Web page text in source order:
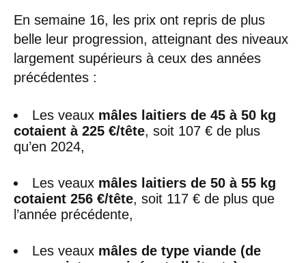
En semaine 16, les prix ont repris de plus
belle leur progression, atteignant des niveaux
largement supérieurs à ceux des années
précédentes :
Les veaux mâles laitiers de 45 à 50 kg
cotaient à 225 €/tête, soit 107 € de plus
qu’en 2024,
Les veaux mâles laitiers de 50 à 55 kg
cotaient 256 €/tête, soit 117 € de plus que
l’année précédente,
Les veaux mâles de type viande (de